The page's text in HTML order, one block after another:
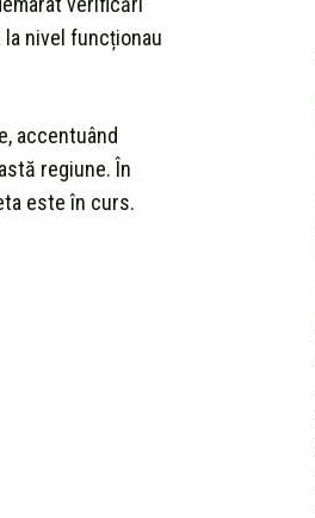
nivel funcționau
accentuând
regiune. În
este în curs.